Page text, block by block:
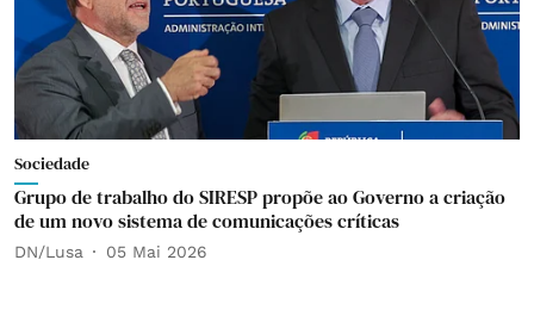
Sociedade
Grupo de trabalho do SIRESP propõe ao Governo a criação
de um novo sistema de comunicações críticas
DN/Lusa 05 Mai 2026